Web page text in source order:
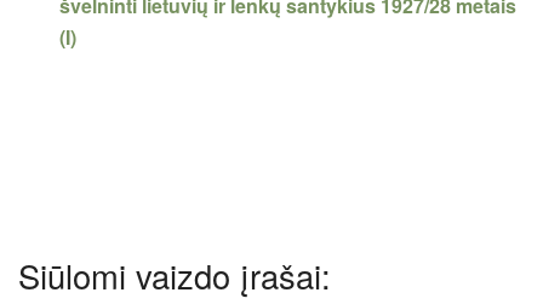
(I)
Siūlomi vaizdo įrašai: